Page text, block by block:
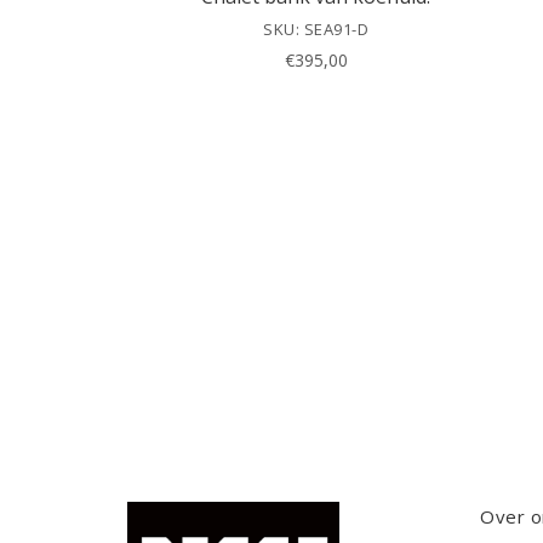
SKU: SEA91-D
€395,00
Over